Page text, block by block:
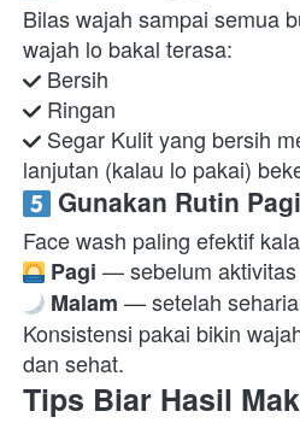
Bilas wajah sampai semua
Segar Kulit yang bersih
lanjutan (kalau lo pakai)
Gunakan Rutin
Pagi
Malam — setelah
Konsistensi pakai bikin
dan sehat.
Tips Biar Hasil